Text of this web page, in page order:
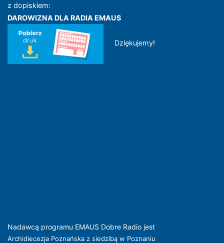
z dopiskiem:
DAROWIZNA DLA RADIA EMAUS
Dziękujemy!
Nadawcą programu EMAUS Dobre Radio jest
Archidiecezja Poznańska z siedzibą w Poznaniu